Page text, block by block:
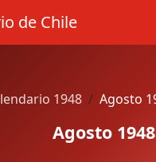
de Chile
1948 Agosto
Agosto 1948